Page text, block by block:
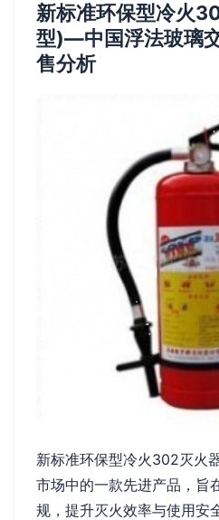
新标准环保型冷火
型)—中国浮法玻璃
售分析
新标准环保型冷火302灭火
市场中的一款先进产品，旨
规，提升灭火效率与使用安